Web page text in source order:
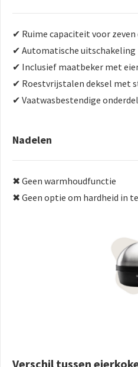
✔ Ruime capaciteit voor zeven
✔ Automatische uitschakeling
✔ Inclusief maatbeker met
✔ Roestvrijstalen deksel met
✔ Vaatwasbestendige
Nadelen
✖ Geen warmhoudfunctie
✖ Geen optie om hardheid in
Verschil tussen